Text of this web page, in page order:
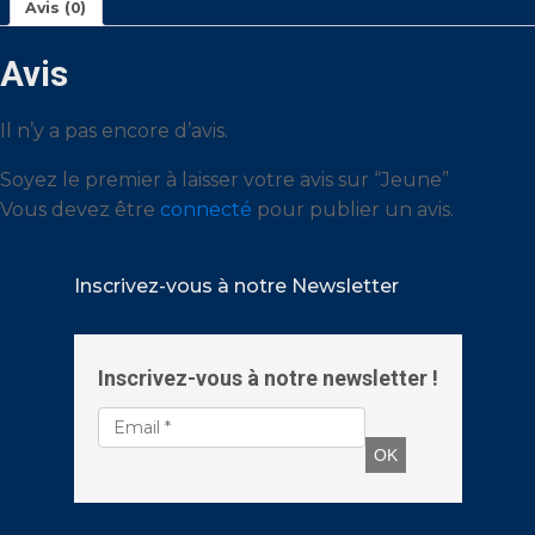
Avis (0)
Avis
Il n’y a pas encore d’avis.
Soyez le premier à laisser votre avis sur “Jeune”
Vous devez être connecté pour publier un avis.
Inscrivez-vous à notre Newsletter
Inscrivez-vous à notre newsletter !